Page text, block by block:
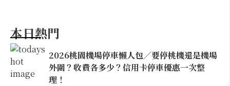
本日熱門
2026桃園機場停車懶人包／要停桃機還是機場
外圍？收費各多少？信用卡停車優惠一次整
理！